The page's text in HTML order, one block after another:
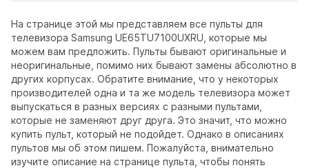
На странице этой мы представляем все пульты для
телевизора Samsung UE65TU7100UXRU, которые мы
можем вам предложить. Пульты бывают оригинальные и
неоригинальные, помимо них бывают замены абсолютно в
других корпусах. Обратите внимание, что у некоторых
производителей одна и та же модель телевизора может
выпускаться в разных версиях с разными пультами,
которые не заменяют друг друга. Это значит, что можно
купить пульт, который не подойдет. Однако в описаниях
пультов мы об этом пишем. Пожалуйста, внимательно
изучите описание на странице пульта, чтобы понять